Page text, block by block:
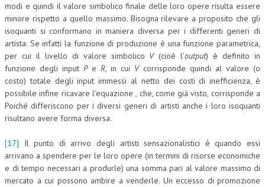
modi e quindi il valore simbolico finale delle loro opere risulta essere
minore rispetto a quello massimo. Bisogna rilevare a proposito che gli
isoquanti si conformano in maniera diversa per i differenti generi di
artista. Se infatti la funzione di produzione è una funzione parametrica,
per cui il livello di valore simbolico V(cioè l’output) è definito in
funzione degli input Pe R, in cui V corrisponde quindi al valore (o
costo) totale degli input immessi al netto dei costi di inefficienza, è
possibile infine ricavare l’equazione , che, come già visto, corrisponde a
Poiché differiscono per i diversi generi di artisti anche i loro isoquanti
risultano avere forma diversa.
[17] Il punto di arrivo degli artisti sensazionalistici è quando essi
arrivano a spendere per le loro opere (in termini di risorse economiche
e di tempo necessari a produrle) una somma pari al valore massimo di
mercato a cui possono ambire a venderle. Un eccesso di promozione